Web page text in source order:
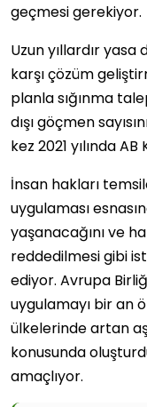
geçmesi gerekiyor.
Uzun yıllardır
karşı çözüm
planla sığınma
dışı göçmen
kez 2021 yılında
İnsan hakları
uygulaması
yaşanacağını ve
reddedilmesi gibi
ediyor. Avrupa
uygulamayı bir an
ülkelerinde artan
konusunda
amaçlıyor.